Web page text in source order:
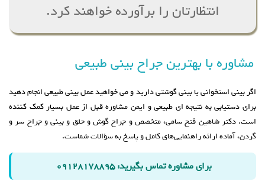
انتظارتان را برآورده خواهند کرد.
مشاوره با بهترین جراح بینی طبیعی
اگر بینی استخوانی یا بینی گوشتی دارید و می خواهید عمل بینی طبیعی انجام دهید
برای دستیابی به نتیجه ای طبیعی و ایمن مشاوره قبل از عمل بسیار کمک کننده
است. دکتر شاهین فتح سامی، متخصص و جراح گوش و حلق و بینی و جراح سر و
گردن، آماده ارائه راهنمایی‌های کامل و پاسخ به سؤالات شماست.
برای مشاوره تماس بگیرید: ۰۹۱۲۸۱۷۸۸۹۵